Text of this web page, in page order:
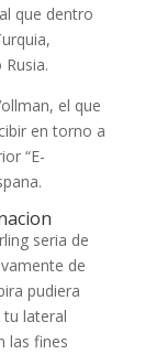
que dentro
el que
en torno a
“E-
seri­a de
de
pudiera
tu lateral
las fines